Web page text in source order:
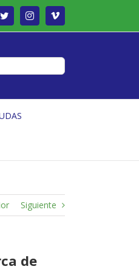
TwitterInstagramVimeo
Siguiente
de